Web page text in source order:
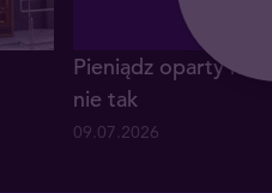
Pieniądz oparty na
nie tak
09.07.2026